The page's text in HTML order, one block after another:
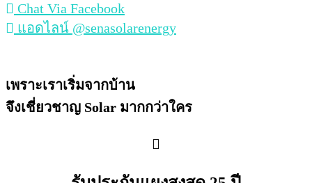
Chat Via Facebook
แอดไลน์ @senasolarenergy
เพราะเราเริ่มจากบ้าน
จึงเชี่ยวชาญ Solar มากกว่าใคร